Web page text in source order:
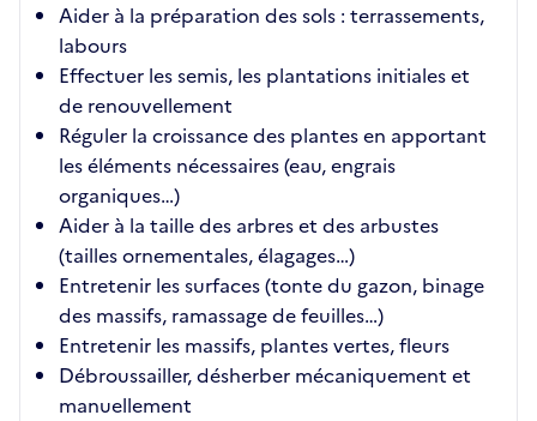
Aider à la préparation des sols : terrassements,
labours
Effectuer les semis, les plantations initiales et
de renouvellement
Réguler la croissance des plantes en apportant
les éléments nécessaires (eau, engrais
organiques…)
Aider à la taille des arbres et des arbustes
(tailles ornementales, élagages…)
Entretenir les surfaces (tonte du gazon, binage
des massifs, ramassage de feuilles…)
Entretenir les massifs, plantes vertes, fleurs
Débroussailler, désherber mécaniquement et
manuellement